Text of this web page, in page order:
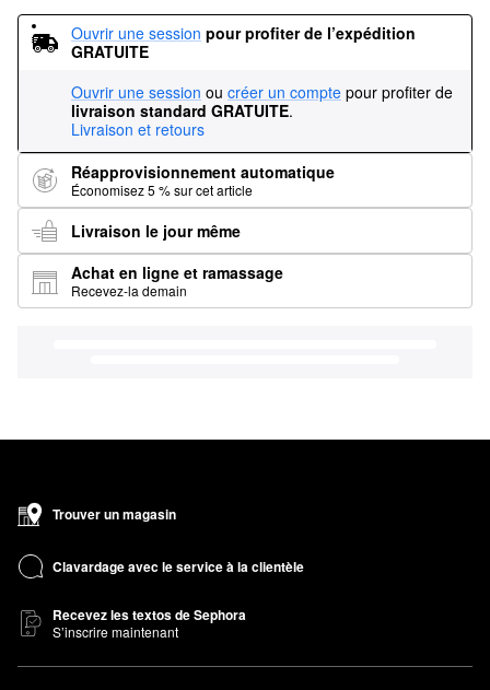
Ouvrir une session pour profiter de l’expédition
GRATUITE
Ouvrir une session ou créer un compte pour profiter de
livraison standard GRATUITE.
Livraison et retours
Réapprovisionnement automatique
Économisez 5 % sur cet article
Livraison le jour même
Achat en ligne et ramassage
Recevez-la demain
Trouver un magasin
Clavardage avec le service à la clientèle
Recevez les textos de Sephora
S’inscrire maintenant